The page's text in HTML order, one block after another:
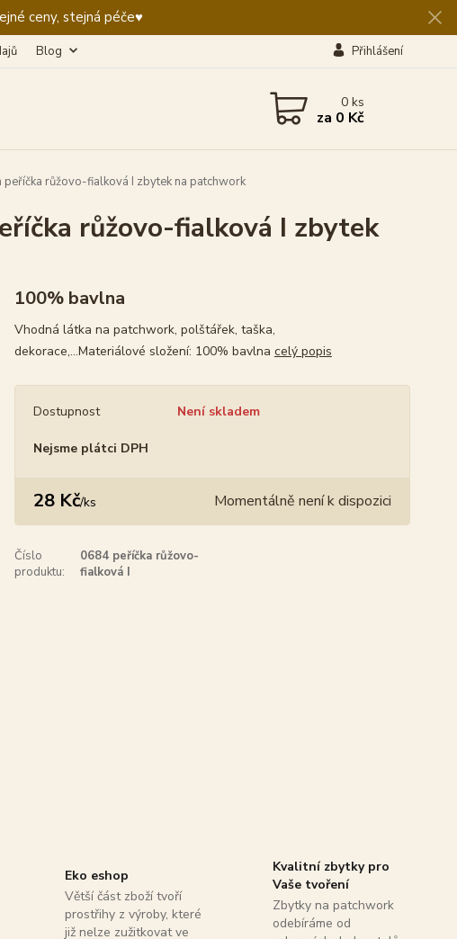
ceny, stejná péče♥️
Blog Přihlášení
0ks
za 0 Kč
růžovo-fialková I zbytek na patchwork
růžovo-fialková I zbytek
100% bavlna
Vhodná látka na patchwork, polštářek, taška,
dekorace,...Materiálové složení: 100% bavlna celý popis
Dostupnost Není skladem
Nejsme plátci DPH
28 Kč/ks Momentálně není k dispozici
Číslo
produktu:
0684 peříčka růžovo-
fialková I
Eko eshop
Větší část zboží tvoří
prostřihy z výroby, které
již nelze zužitkovat ve
Kvalitní zbytky pro
Vaše tvoření
Zbytky na patchwork
odebíráme od